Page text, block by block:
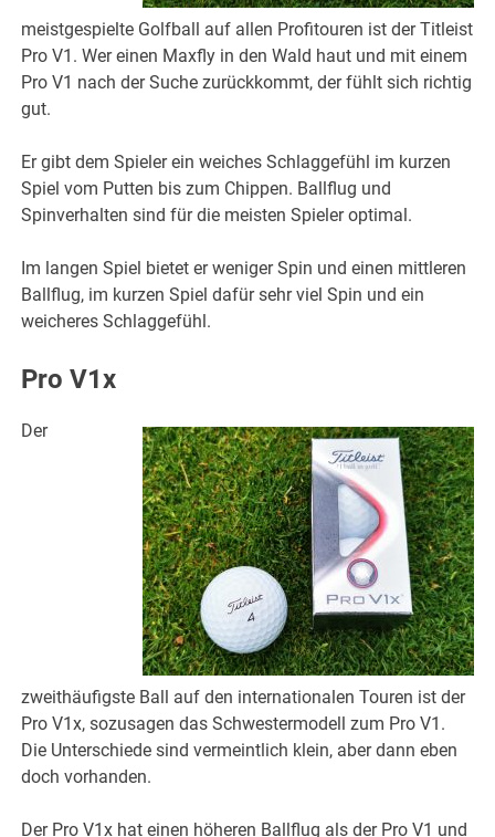
meistgespielte Golfball auf allen Profitouren ist der Titleist
Pro V1. Wer einen Maxfly in den Wald haut und mit einem
Pro V1 nach der Suche zurückkommt, der fühlt sich richtig
gut.
Er gibt dem Spieler ein weiches Schlaggefühl im kurzen
Spiel vom Putten bis zum Chippen. Ballflug und
Spinverhalten sind für die meisten Spieler optimal.
Im langen Spiel bietet er weniger Spin und einen mittleren
Ballflug, im kurzen Spiel dafür sehr viel Spin und ein
weicheres Schlaggefühl.
Pro V1x
Der
zweithäufigste Ball auf den internationalen Touren ist der
Pro V1x, sozusagen das Schwestermodell zum Pro V1.
Die Unterschiede sind vermeintlich klein, aber dann eben
doch vorhanden.
Der Pro V1x hat einen höheren Ballflug als der Pro V1 und